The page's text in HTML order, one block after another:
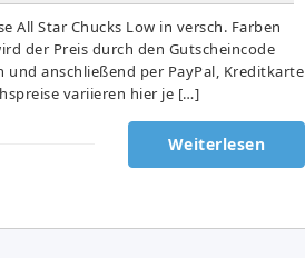
All Star Chucks Low in versch. Farben
der Preis durch den Gutscheincode
und anschließend per PayPal, Kreditkarte
variieren hier je […]
Weiterlesen